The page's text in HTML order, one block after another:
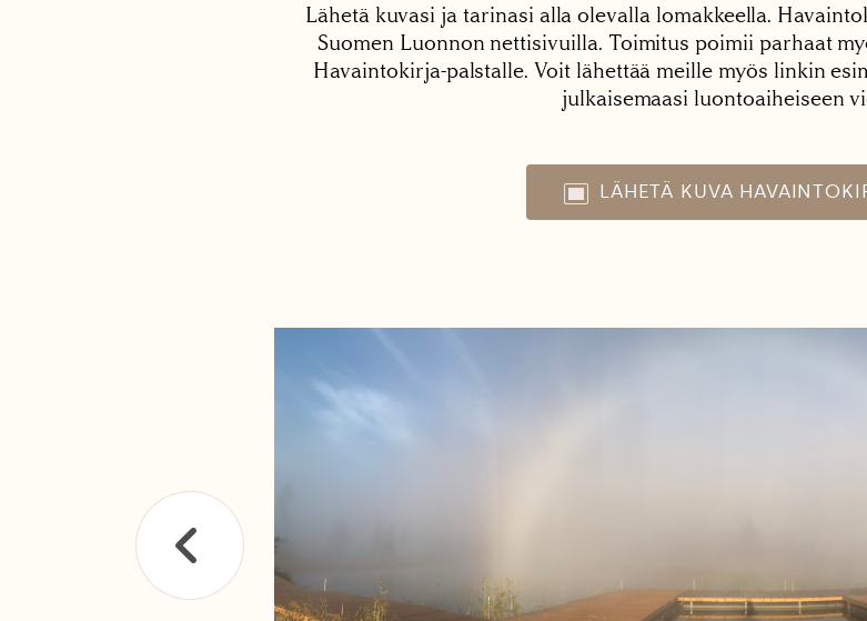
Lähetä kuvasi ja tarinasi alla olevalla lomakkeella.
Suomen Luonnon nettisivuilla. Toimitus poimii parhaat
Havaintokirja-palstalle. Voit lähettää meille myös linkin
julkaisemaasi luontoaiheiseen
LÄHETÄ KUVA